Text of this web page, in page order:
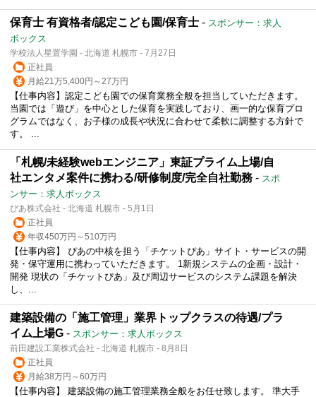
保育士 有資格者/認定こども園/保育士 - スポンサー：求人
ボックス
学校法人星置学園 - 北海道 札幌市 - 7月27日
正社員
月給21万5,400円～27万円
【仕事内容】認定こども園での保育業務全般を担当していただきます。
当園では「遊び」を中心とした保育を実践しており、画一的な保育プロ
グラムではなく、お子様の成長や状況に合わせて柔軟に調整する方針で
す。 ...
「札幌/未経験webエンジニア」東証プライム上場/自
社エンタメ案件に携わる/研修制度/完全自社勤務 - スポ
ンサー：求人ボックス
ぴあ株式会社 - 北海道 札幌市 - 5月1日
正社員
年収450万円～510万円
【仕事内容】 ぴあの中核を担う「チケットぴあ」サイト・サービスの開
発・保守運用に携わっていただきます。 1新規システムの企画・設計・
開発 現状の「チケットぴあ」及び周辺サービスのシステム課題を解決
し、...
建築設備の「施工管理」業界トップクラスの待遇/プラ
イム上場G - スポンサー：求人ボックス
前田建設工業株式会社 - 北海道 札幌市 - 8月8日
正社員
月給38万円～60万円
【仕事内容】 建築設備の施工管理業務全般をお任せ致します。 準大手